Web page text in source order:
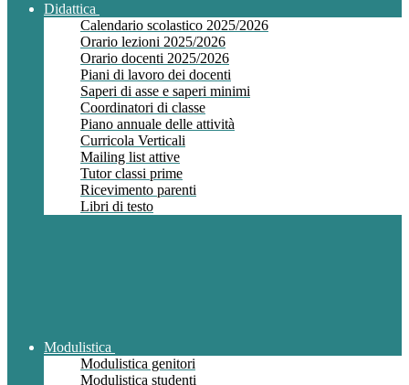
Didattica
Calendario scolastico 2025/2026
Orario lezioni 2025/2026
Orario docenti 2025/2026
Piani di lavoro dei docenti
Saperi di asse e saperi minimi
Coordinatori di classe
Piano annuale delle attività
Curricola Verticali
Mailing list attive
Tutor classi prime
Ricevimento parenti
Libri di testo
Modulistica
Modulistica genitori
Modulistica studenti